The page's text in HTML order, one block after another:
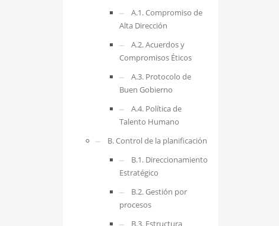
A.1. Compromiso de
Alta Dirección
A.2. Acuerdos y
Compromisos Éticos
A.3. Protocolo de
Buen Gobierno
A.4. Política de
Talento Humano
B. Control de la planificación
B.1. Direccionamiento
Estratégico
B.2. Gestión por
procesos
B.3. Estructura